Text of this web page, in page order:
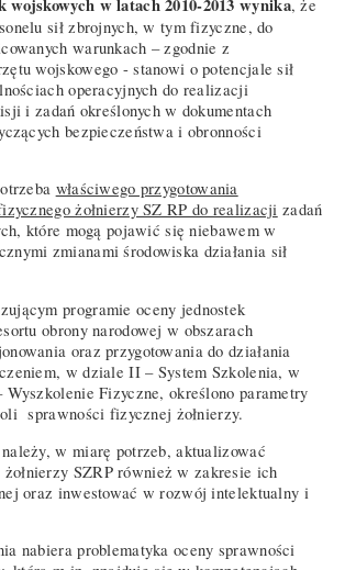
, że
sił zbrojnych, w tym fizyczne, do
warunkach – zgodnie z
wojskowego - stanowi o potencjale sił
operacyjnych do realizacji
i zadań określonych w dokumentach
bezpieczeństwa i obronności
właściwego przygotowania
żołnierzy SZ RP do realizacji zadań
które mogą pojawić się niebawem w
zmianami środowiska działania sił
programie oceny jednostek
obrony narodowej w obszarach
oraz przygotowania do działania
w dziale II – System Szkolenia, w
Fizyczne, określono parametry
sprawności fizycznej żołnierzy.
w miarę potrzeb, aktualizować
SZRP również w zakresie ich
oraz inwestować w rozwój intelektualny i
nabiera problematyka oceny sprawności